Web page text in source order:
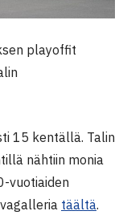
playoffit
15 kentällä. Talin
nähtiin monia
vuotiaiden
täältä.